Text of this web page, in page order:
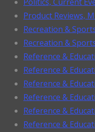
Product Reviews,
Recreation &
Recreation &
Reference &
Reference &
Reference &
Reference &
Reference &
Reference &